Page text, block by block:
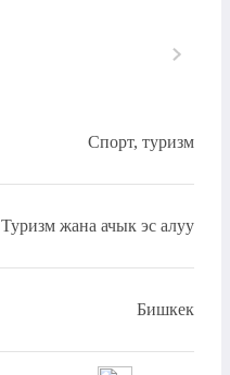
Спорт, туризм
Туризм жана ачык эс алуу
Бишкек